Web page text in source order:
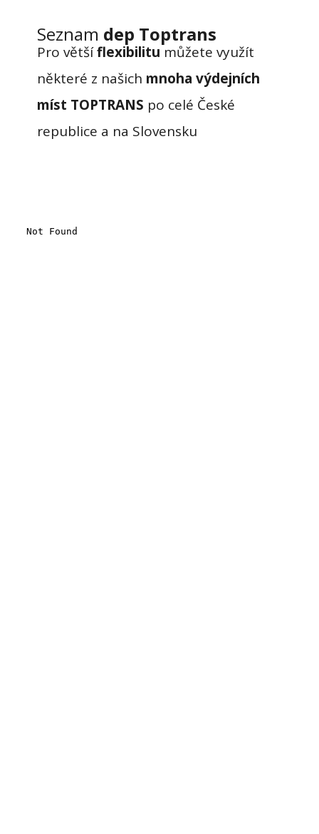
Seznam dep Toptrans
Pro většíflexibilitu můžete využít
některé z našich mnoha výdejních
míst TOPTRANS po celé České
republice a na Slovensku